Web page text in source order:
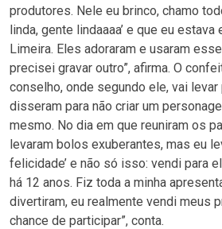
produtores. Nele eu brinco, chamo
linda, gente lindaaaa’ e que eu
Limeira. Eles adoraram e usaram
precisei gravar outro”, afirma. O
conselho, onde segundo ele, vai levar
disseram para não criar um
mesmo. No dia em que reuniram os
levaram bolos exuberantes, mas eu
felicidade’ e não só isso: vendi para
há 12 anos. Fiz toda a minha
divertiram, eu realmente vendi meus
chance de participar”, conta.